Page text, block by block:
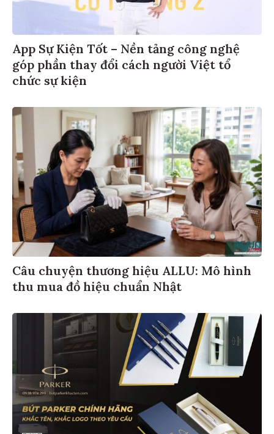
App Sự Kiện Tốt – Nền tảng công nghệ
góp phần thay đổi cách người Việt tổ
chức sự kiện
Câu chuyện thương hiệu ALLU: Mô hình
thu mua đồ hiệu chuẩn Nhật